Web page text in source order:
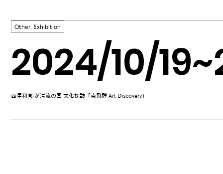
2024/10/
Other, Exhibition
西澤利高 が清流の国 文化探訪「南飛騨 Art Discovery」